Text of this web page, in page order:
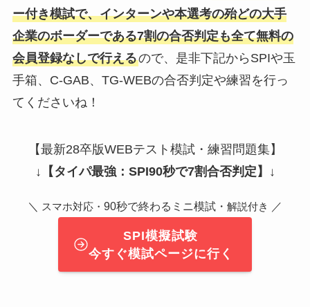
ー付き模試で、インターンや本選考の殆どの大手
企業のボーダーである7割の合否判定も全て無料の
会員登録なしで行えるので、是非下記からSPIや玉
手箱、C-GAB、TG-WEBの合否判定や練習を行っ
てくださいね！
【最新28卒版WEBテスト模試・練習問題集】
↓ 【タイパ最強：SPI90秒で7割合否判定】 ↓
＼ スマホ対応・ 90秒で終わるミニ模試・ 解説付き ／
SPI模擬試験
今すぐ模試ページに行く